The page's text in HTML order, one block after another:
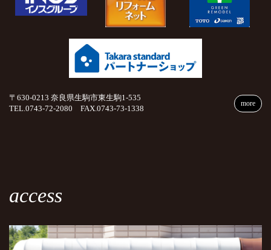
〒630-0213 奈良県生駒市東生駒1-535
TEL.0743-72-2080 FAX.0743-73-1338
more
access